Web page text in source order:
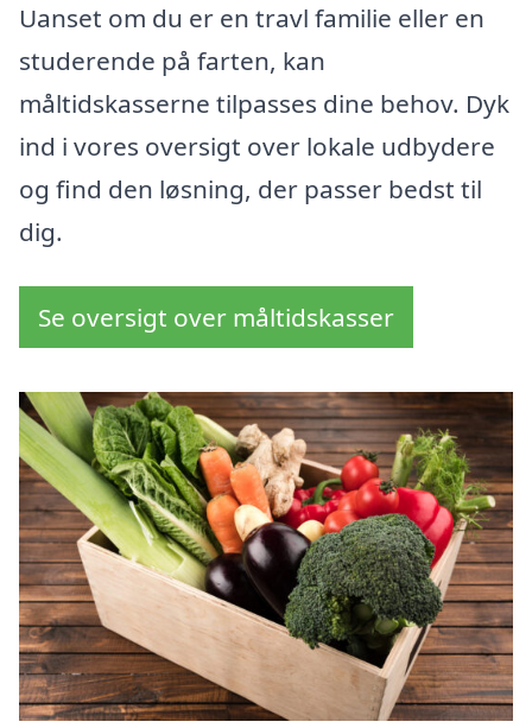
Uanset om du er en travl familie eller en
studerende på farten, kan
måltidskasserne tilpasses dine behov. Dyk
ind i vores oversigt over lokale udbydere
og find den løsning, der passer bedst til
dig.
Se oversigt over måltidskasser